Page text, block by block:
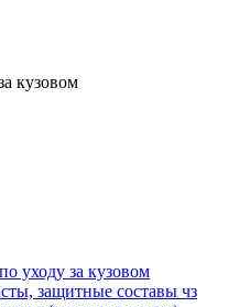
кузовом
уходу за кузовом
защитные составы чз